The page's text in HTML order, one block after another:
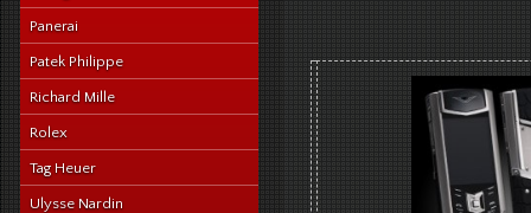
Panerai
Patek Philippe
Richard Mille
Rolex
Tag Heuer
Ulysse Nardin